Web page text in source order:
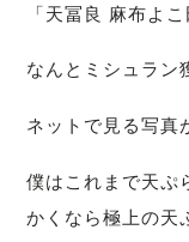
「天冨良 麻布よ
なんとミシュラン
ネットで見る写真
僕はこれまで天ぷ
かくなら極上の天